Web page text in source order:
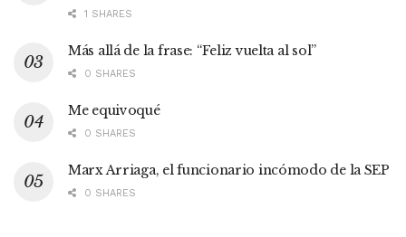
1 SHARES
Más allá de la frase: “Feliz vuelta al sol”
0 SHARES
Me equivoqué
0 SHARES
Marx Arriaga, el funcionario incómodo de la SEP
0 SHARES